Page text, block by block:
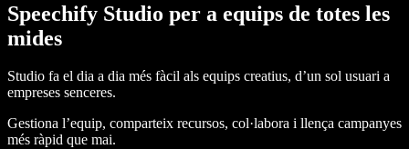
Speechify Studio per a equips de totes les
mides
Studio fa el dia a dia més fàcil als equips creatius, d’un sol usuari a
empreses senceres.
Gestiona l’equip, comparteix recursos, col·labora i llença campanyes
més ràpid que mai.